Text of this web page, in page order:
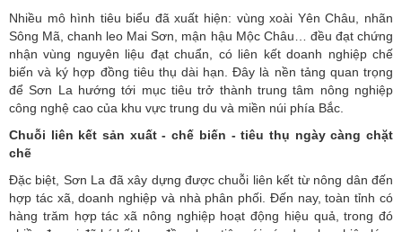
Nhiều mô hình tiêu biểu đã xuất hiện: vùng xoài Yên Châu, nhãn
Sông Mã, chanh leo Mai Sơn, mận hậu Mộc Châu… đều đạt chứng
nhận vùng nguyên liệu đạt chuẩn, có liên kết doanh nghiệp chế
biến và ký hợp đồng tiêu thụ dài hạn. Đây là nền tảng quan trọng
để Sơn La hướng tới mục tiêu trở thành trung tâm nông nghiệp
công nghệ cao của khu vực trung du và miền núi phía Bắc.
Chuỗi liên kết sản xuất - chế biến - tiêu thụ ngày càng chặt
chẽ
Đặc biệt, Sơn La đã xây dựng đượcchuỗi liên kết từ nông dân đến
hợp tác xã, doanh nghiệp và nhà phân phối. Đến nay, toàn tỉnh có
hàng trăm hợp tác xã nông nghiệp hoạt động hiệu quả, trong đó